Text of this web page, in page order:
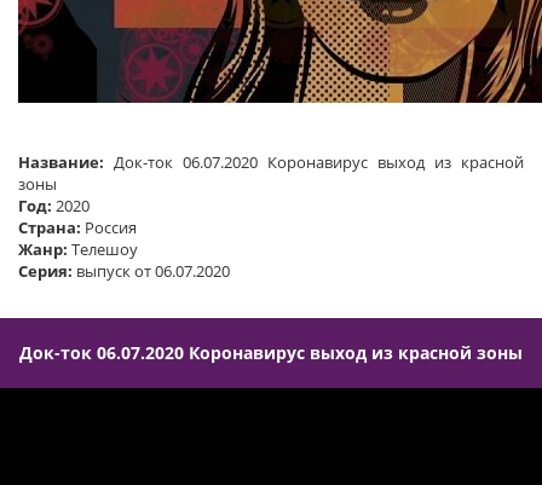
Название: Док-ток 06.07.2020 Коронавирус выход из красной
зоны
Год: 2020
Страна: Россия
Жанр: Телешоу
Серия: выпуск от 06.07.2020
Док-ток 06.07.2020 Коронавирус выход из красной зоны